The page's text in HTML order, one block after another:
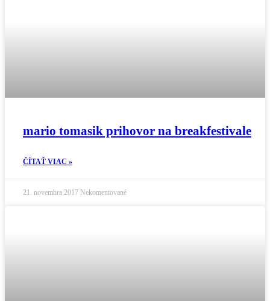
mario tomasik prihovor na breakfestivale
ČÍTAŤ VIAC »
21. novembra 2017 Nekomentované